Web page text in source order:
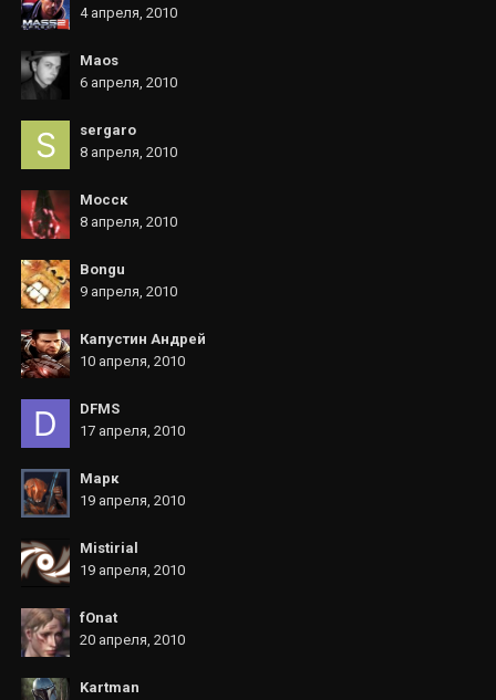
4 апреля, 2010
Maos
6 апреля, 2010
sergaro
8 апреля, 2010
Мосск
8 апреля, 2010
Bongu
9 апреля, 2010
Капустин Андрей
10 апреля, 2010
DFMS
17 апреля, 2010
Марк
19 апреля, 2010
Mistirial
19 апреля, 2010
fOnat
20 апреля, 2010
Kartman